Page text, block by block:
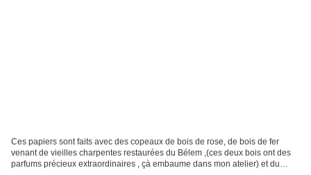
Ces papiers sont faits avec des copeaux de bois de rose, de bois de fer
venant de vieilles charpentes restaurées du Bélem ,(ces deux bois ont des
parfums précieux extraordinaires , çà embaume dans mon atelier) et du